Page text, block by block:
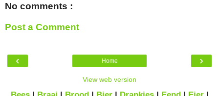
No comments :
Post a Comment
‹ ›
Home
View web version